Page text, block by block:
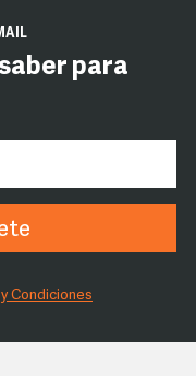
para
y Condiciones